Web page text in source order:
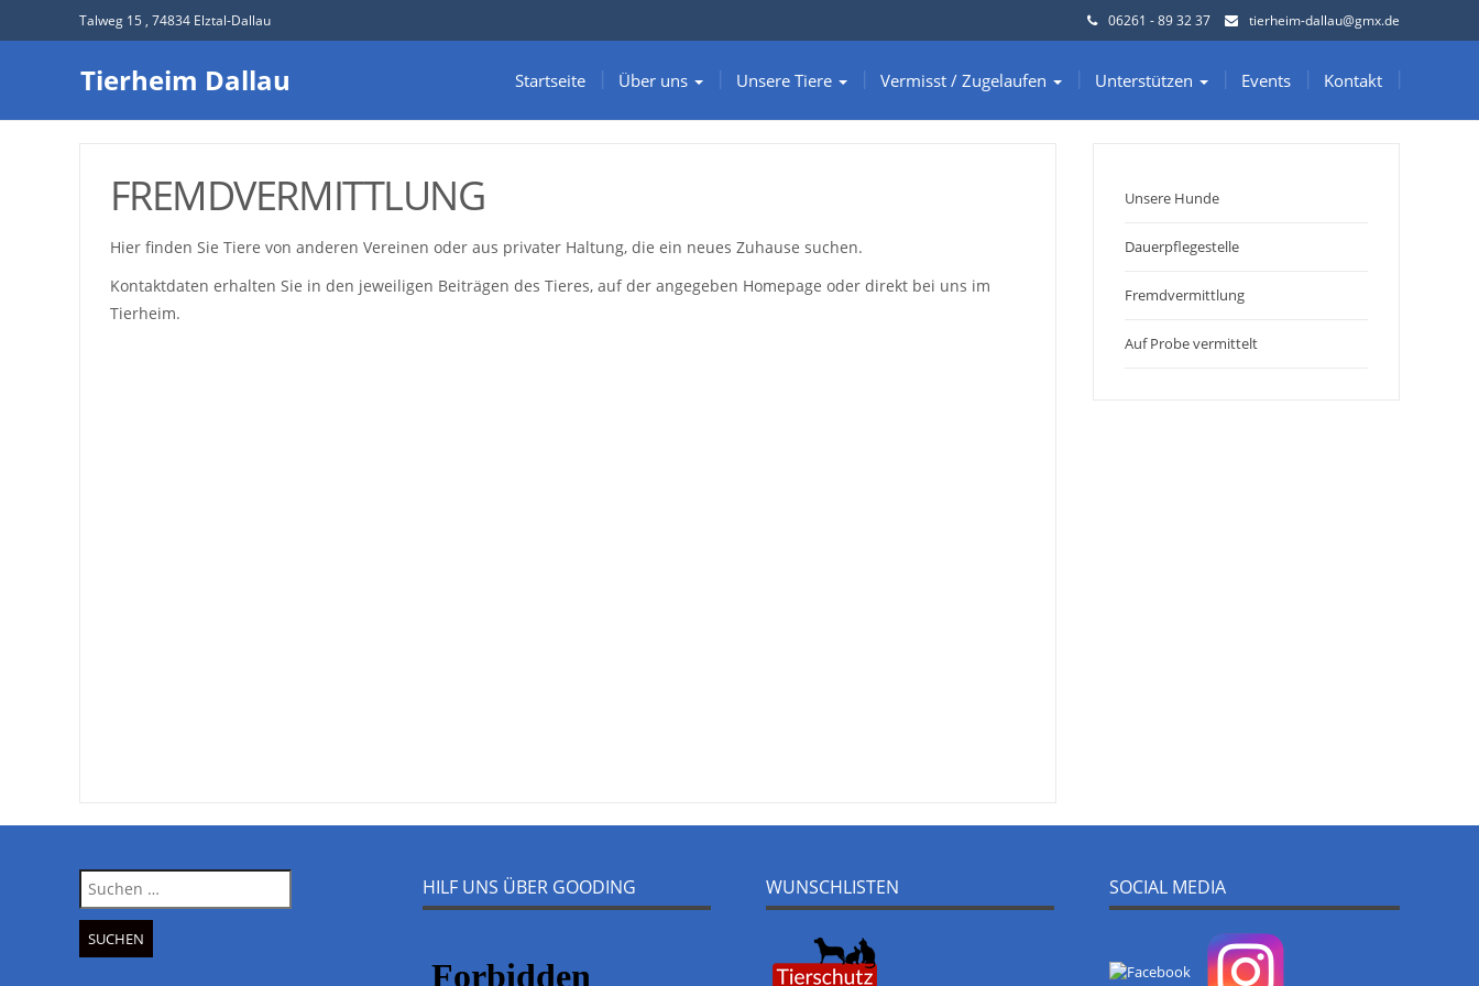
Talweg 15 , 74834 Elztal-Dallau 06261 - 89 32 37 tierheim-dallau@gmx.de
Tierheim Dallau Startseite Über uns Unsere Tiere Vermisst / Zugelaufen Unterstützen Events Kontakt
FREMDVERMITTLUNG
Hier finden Sie Tiere von anderen Vereinen oder aus privater Haltung, die ein neues Zuhause suchen.
Kontaktdaten erhalten Sie in den jeweiligen Beiträgen des Tieres, auf der angegeben Homepage oder direkt bei uns im
Tierheim.
Unsere Hunde
Dauerpflegestelle
Fremdvermittlung
Auf Probe vermittelt
Suche
nach:
HILF UNS ÜBER GOODING WUNSCHLISTEN SOCIAL MEDIA